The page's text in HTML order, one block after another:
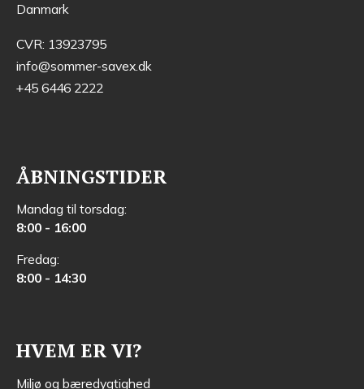
Danmark
CVR: 13923795
info@sommer-savex.dk
+45 6446 2222
ÅBNINGSTIDER
Mandag til torsdag:
8:00 - 16:00
Fredag:
8:00 - 14:30
HVEM ER VI?
Miljø og bæredygtighed